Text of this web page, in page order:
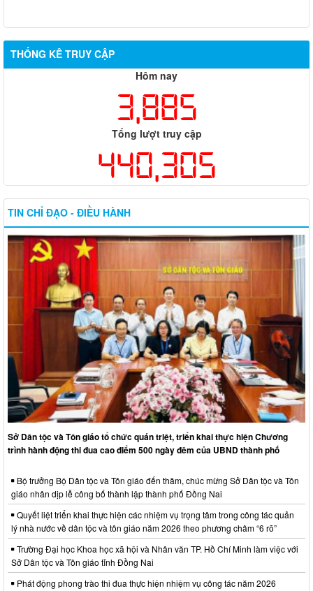
THỐNG KÊ TRUY CẬP
Hôm nay
3,885
Tổng lượt truy cập
440,305
TIN CHỈ ĐẠO - ĐIỀU HÀNH
Sở Dân tộc và Tôn giáo tổ chức quán triệt, triển khai thực hiện Chương
trình hành động thi đua cao điểm 500 ngày đêm của UBND thành phố
Bộ trưởng Bộ Dân tộc và Tôn giáo đến thăm, chúc mừng Sở Dân tộc và Tôn
giáo nhân dịp lễ công bố thành lập thành phố Đồng Nai
Quyết liệt triển khai thực hiện các nhiệm vụ trọng tâm trong công tác quản
lý nhà nước về dân tộc và tôn giáo năm 2026 theo phương châm “6 rõ”
Trường Đại học Khoa học xã hội và Nhân văn TP. Hồ Chí Minh làm việc với
Sở Dân tộc và Tôn giáo tỉnh Đồng Nai
Phát động phong trào thi đua thực hiện nhiệm vụ công tác năm 2026